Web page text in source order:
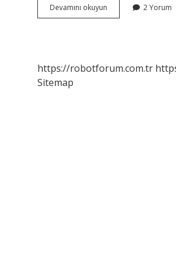
Devamını okuyun
Girer
2 Yorum
https://robotforum.com.tr
Sitemap